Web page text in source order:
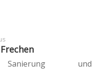
Sanierung und